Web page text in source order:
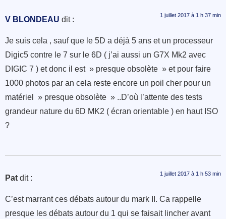
V BLONDEAU dit : 1 juillet 2017 à 1 h 37 min
Je suis cela , sauf que le 5D a déjà 5 ans et un processeur
Digic5 contre le 7 sur le 6D ( j’ai aussi un G7X Mk2 avec
DIGIC 7 ) et donc il est » presque obsolète » et pour faire
1000 photos par an cela reste encore un poil cher pour un
matériel » presque obsolète » ..D’où l’attente des tests
grandeur nature du 6D MK2 ( écran orientable ) en haut ISO
?
Pat dit : 1 juillet 2017 à 1 h 53 min
C’est marrant ces débats autour du mark II. Ca rappelle
presque les débats autour du 1 qui se faisait lincher avant